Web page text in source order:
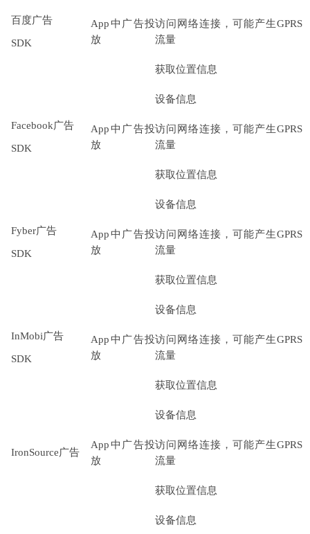
百度广告
SDK
App中广告投
放
访问网络连接，可能产生GPRS
流量
获取位置信息
Facebook广告
SDK
App中广告投
放
设备信息
访问网络连接，可能产生GPRS
流量
获取位置信息
Fyber广告
SDK
App中广告投
放
设备信息
访问网络连接，可能产生GPRS
流量
获取位置信息
InMobi广告
SDK
App中广告投
放
设备信息
访问网络连接，可能产生GPRS
流量
获取位置信息
IronSource广告
App中广告投
放
设备信息
访问网络连接，可能产生GPRS
流量
获取位置信息
设备信息